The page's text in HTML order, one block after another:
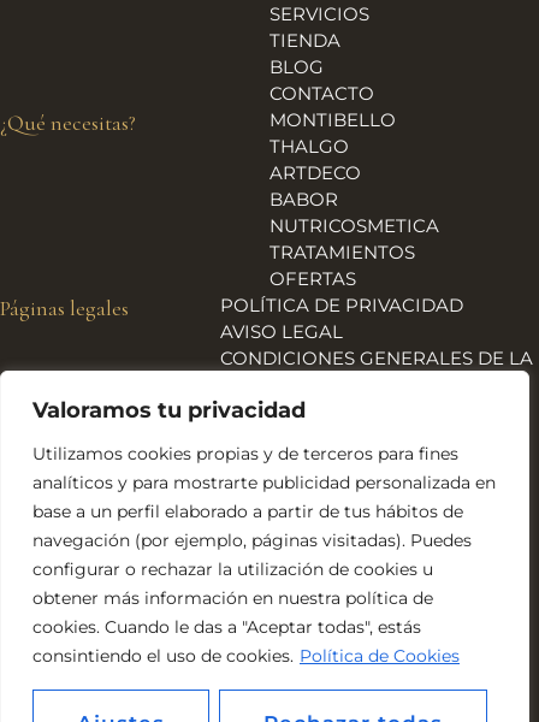
Valoramos tu privacidad
Utilizamos cookies propias y de terceros para fines
analíticos y para mostrarte publicidad personalizada en
base a un perfil elaborado a partir de tus hábitos de
navegación (por ejemplo, páginas visitadas). Puedes
configurar o rechazar la utilización de cookies u
obtener más información en nuestra política de
cookies. Cuando le das a "Aceptar todas", estás
consintiendo el uso de cookies. Política de Cookies
SERVICIOS
TIENDA
BLOG
CONTACTO
¿Qué necesitas?
MONTIBELLO
THALGO
ARTDECO
BABOR
NUTRICOSMETICA
TRATAMIENTOS
OFERTAS
Páginas legales
POLÍTICA DE PRIVACIDAD
AVISO LEGAL
CONDICIONES GENERALES DE LA
ENVÍOS, DEVOLUCIONES Y
POLÍTICA DE COOKIES
DECLARACIÓN DE
ACCESIBILIDAD
Financiado por la Unión Europea – NextGeneration EU